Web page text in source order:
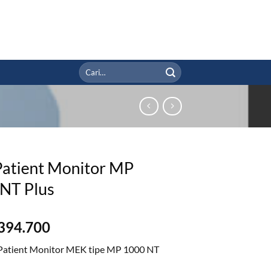
Pencarian
untuk:
Monitor MP
Plus
Monitor MEK tipe MP 1000 NT